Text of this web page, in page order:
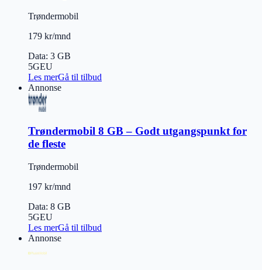
Trøndermobil
179 kr/mnd
Data: 3 GB
5GEU
Les merGå til tilbud
Annonse
Trøndermobil 8 GB – Godt utgangspunkt for
de fleste
Trøndermobil
197 kr/mnd
Data: 8 GB
5GEU
Les merGå til tilbud
Annonse